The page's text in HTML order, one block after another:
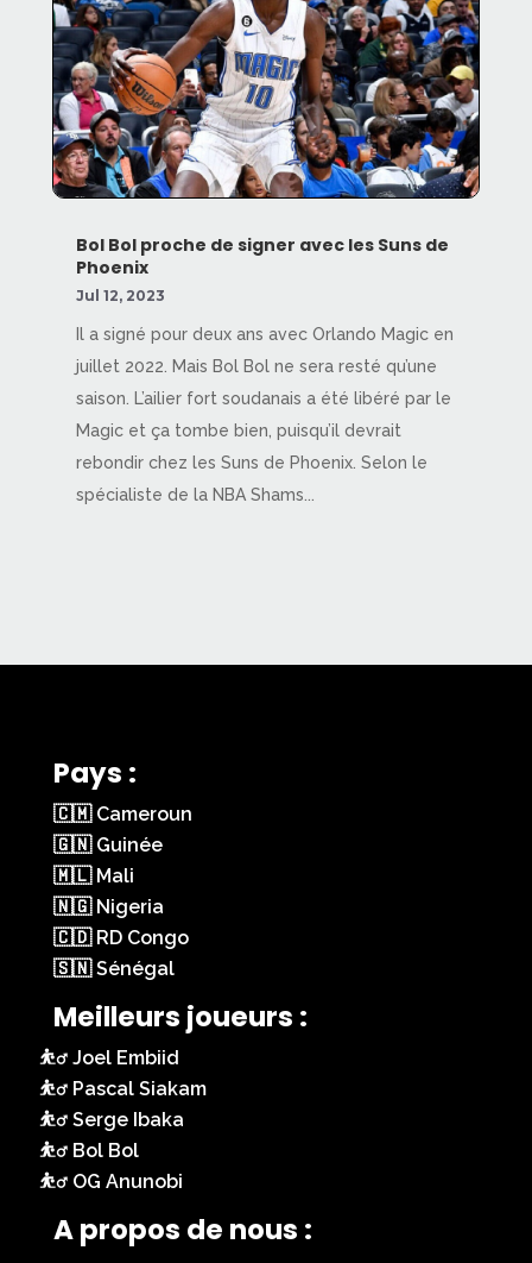
Bol Bol proche de signer avec les Suns de
Phoenix
Jul 12, 2023
Il a signé pour deux ans avec Orlando Magic en
juillet 2022. Mais Bol Bol ne sera resté qu’une
saison. L’ailier fort soudanais a été libéré par le
Magic et ça tombe bien, puisqu’il devrait
rebondir chez les Suns de Phoenix. Selon le
spécialiste de la NBA Shams...
Pays :
🇨🇲 Cameroun
🇬🇳 Guinée
🇲🇱 Mali
🇳🇬 Nigeria
🇨🇩 RD Congo
🇸🇳 Sénégal
Meilleurs joueurs :
Joel Embiid
Pascal Siakam
Serge Ibaka
Bol Bol
OG Anunobi
A propos de nous :